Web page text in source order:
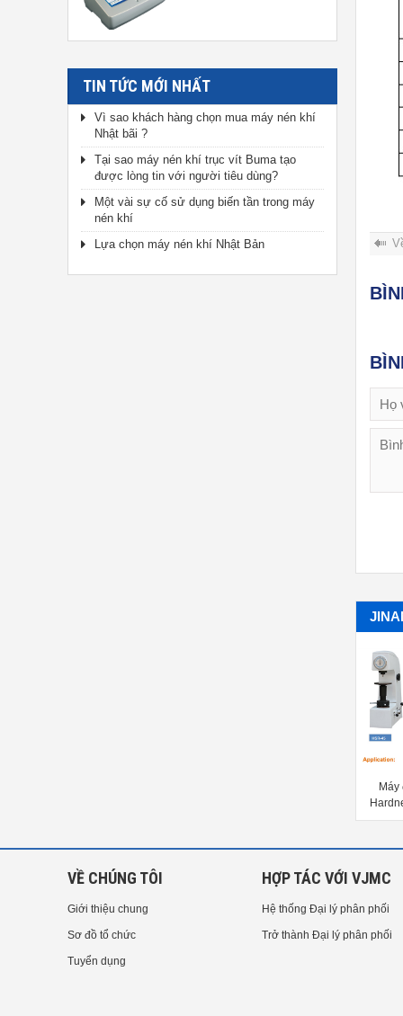
TIN TỨC MỚI NHẤT
Vì sao khách hàng chọn mua máy nén khí
Nhật bãi ?
Tại sao máy nén khí trục vít Buma tạo
được lòng tin với người tiêu dùng?
Một vài sự cố sử dụng biến tần trong máy
nén khí
Lựa chọn máy nén khí Nhật Bản
VỀ CHÚNG TÔI
Giới thiệu chung
Sơ đồ tổ chức
Tuyển dụng
HỢP TÁC VỚI VJMC
Hệ thống Đại lý phân phối
Trở thành Đại lý phân phối